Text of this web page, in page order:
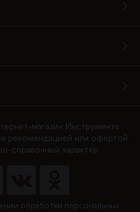
магазин Инструмента
рекомендацией или офертой
справочный характер.
обработки персональных